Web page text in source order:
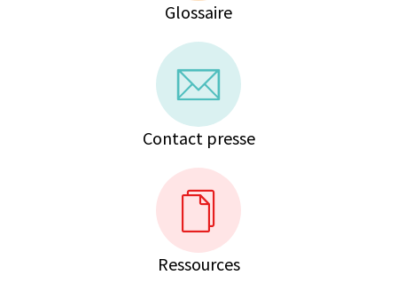
Glossaire
Contact presse
Ressources